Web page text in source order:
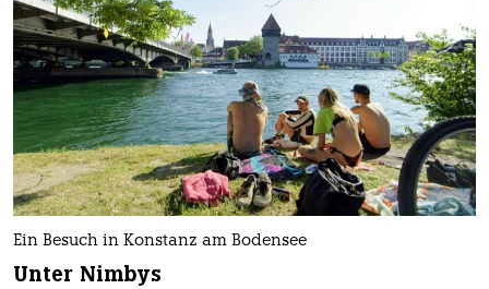
Ein Besuch in Konstanz am Bodensee
Unter Nimbys